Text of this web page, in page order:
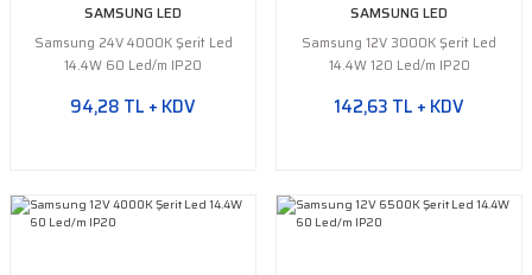
SAMSUNG LED
Samsung 24V 4000K Şerit Led
14.4W 60 Led/m IP20
94,28 TL + KDV
SAMSUNG LED
Samsung 12V 3000K Şerit Led
14.4W 120 Led/m IP20
142,63 TL + KDV